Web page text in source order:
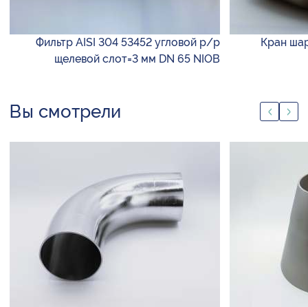
Фильтр AISI 304 53452 угловой р/р
щелевой слот=3 мм DN 65 NIOB
Кран
Вы смотрели